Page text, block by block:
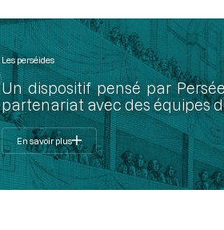
Les perséides
Un dispositif pensé par
partenariat avec des équipes
En savoir plus